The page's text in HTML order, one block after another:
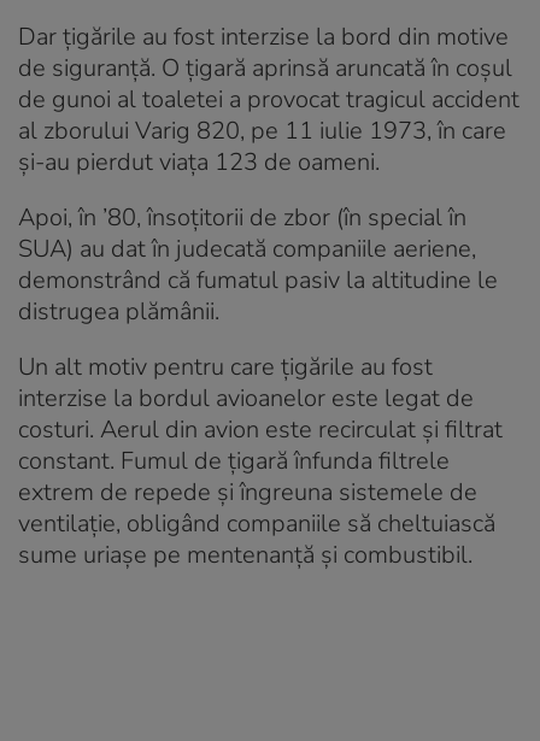
Dar țigările au fost interzise la bord din motive
de siguranță. O țigară aprinsă aruncată în coșul
de gunoi al toaletei a provocat tragicul accident
al zborului Varig 820, pe 11 iulie 1973, în care
și-au pierdut viața 123 de oameni.
Apoi, în ’80, însoțitorii de zbor (în special în
SUA) au dat în judecată companiile aeriene,
demonstrând că fumatul pasiv la altitudine le
distrugea plămânii.
Un alt motiv pentru care țigările au fost
interzise la bordul avioanelor este legat de
costuri. Aerul din avion este recirculat și filtrat
constant. Fumul de țigară înfunda filtrele
extrem de repede și îngreuna sistemele de
ventilație, obligând companiile să cheltuiască
sume uriașe pe mentenanță și combustibil.